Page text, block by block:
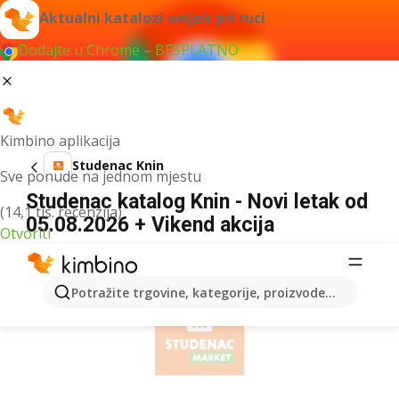
Aktualni katalozi uvijek pri ruci
Dodajte u Chrome – BESPLATNO
Kimbino aplikacija
Sve ponude na jednom mjestu
(14,1 tis. recenzija)
Otvoriti
Potražite trgovine, kategorije, proizvode...
Studenac Knin
Studenac katalog Knin - Novi letak od
05.08.2026 + Vikend akcija